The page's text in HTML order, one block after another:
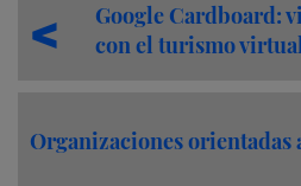
Google Cardboard:
con el turismo
Organizaciones orientadas